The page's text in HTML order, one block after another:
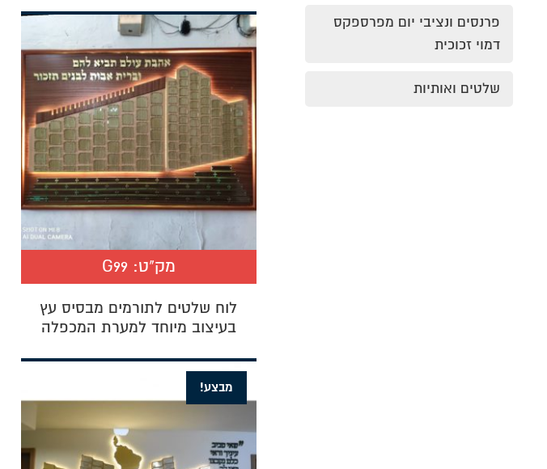
פרנסים ונציבי יום מפרספקס
דמוי זכוכית
שלטים ואותיות
מק"ט: G99
לוח שלטים לתורמים מבסיס עץ
בעיצוב מיוחד למערת המכפלה
מבצע!